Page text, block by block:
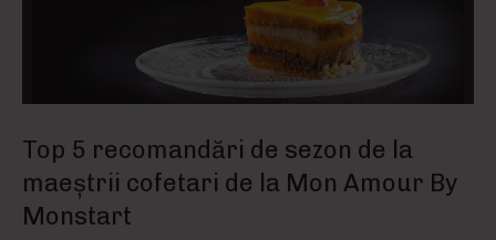
Top 5 recomandări de sezon de la
maeştrii cofetari de la Mon Amour By
Monstart